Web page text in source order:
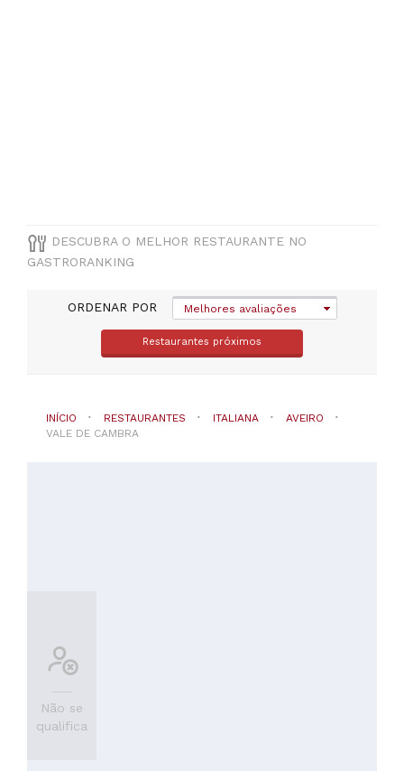
DESCUBRA O MELHOR RESTAURANTE NO
GASTRORANKING
ORDENAR POR Melhores avaliações
Restaurantes próximos
INÍCIO RESTAURANTES ITALIANA
AVEIRO
VALE DE CAMBRA
Não se
qualifica